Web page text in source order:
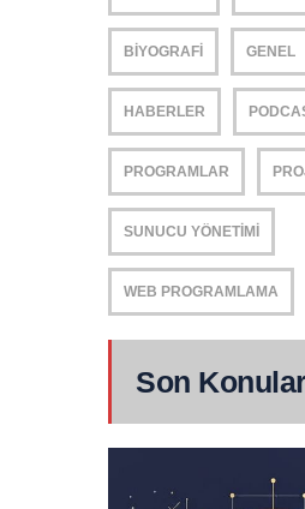
BIYOGRAFI GENEL
HABERLER
PROGRAMLAR
SUNUCU YÖNETIMI
WEB PROGRAMLAMA
Son